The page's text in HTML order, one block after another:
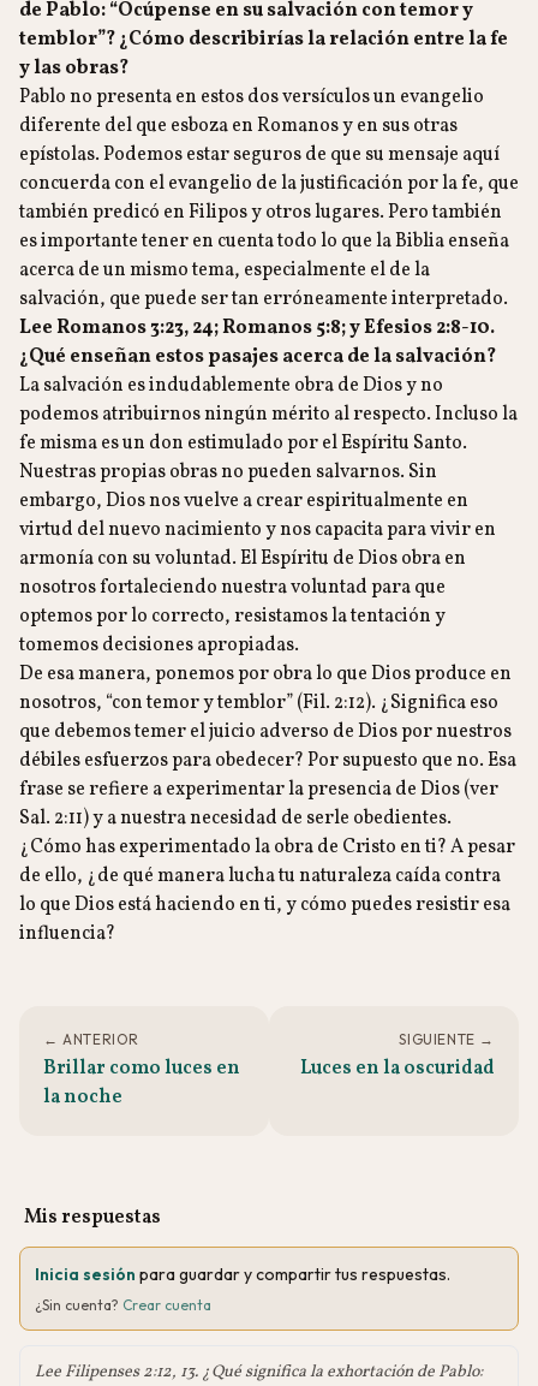
de Pablo: “Ocúpense en su salvación con temor y
temblor”? ¿Cómo describirías la relación entre la fe
y las obras?
Pablo no presenta en estos dos versículos un evangelio
diferente del que esboza en Romanos y en sus otras
epístolas. Podemos estar seguros de que su mensaje aquí
concuerda con el evangelio de la justificación por la fe, que
también predicó en Filipos y otros lugares. Pero también
es importante tener en cuenta todo lo que la Biblia enseña
acerca de un mismo tema, especialmente el de la
salvación, que puede ser tan erróneamente interpretado.
Lee Romanos 3:23, 24; Romanos 5:8; y Efesios 2:8-10.
¿Qué enseñan estos pasajes acerca de la salvación?
La salvación es indudablemente obra de Dios y no
podemos atribuirnos ningún mérito al respecto. Incluso la
fe misma es un don estimulado por el Espíritu Santo.
Nuestras propias obras no pueden salvarnos. Sin
embargo, Dios nos vuelve a crear espiritualmente en
virtud del nuevo nacimiento y nos capacita para vivir en
armonía con su voluntad. El Espíritu de Dios obra en
nosotros fortaleciendo nuestra voluntad para que
optemos por lo correcto, resistamos la tentación y
tomemos decisiones apropiadas.
De esa manera, ponemos por obra lo que Dios produce en
nosotros, “con temor y temblor” (Fil. 2:12). ¿Significa eso
que debemos temer el juicio adverso de Dios por nuestros
débiles esfuerzos para obedecer? Por supuesto que no. Esa
frase se refiere a experimentar la presencia de Dios (ver
Sal. 2:11) y a nuestra necesidad de serle obedientes.
¿Cómo has experimentado la obra de Cristo en ti? A pesar
de ello, ¿de qué manera lucha tu naturaleza caída contra
lo que Dios está haciendo en ti, y cómo puedes resistir esa
influencia?
← ANTERIOR
Brillar como luces en
la noche
SIGUIENTE →
Luces en la oscuridad
Mis respuestas
Inicia sesión para guardar y compartir tus respuestas.
¿Sin cuenta? Crear cuenta
Lee Filipenses 2:12, 13. ¿Qué significa la exhortación de Pablo: